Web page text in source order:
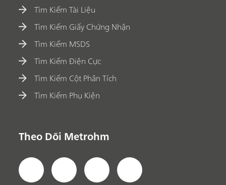
Tìm Kiếm Tài Liệu
Tìm Kiếm Giấy Chứng Nhận
Tìm Kiếm MSDS
Tìm Kiếm Điện Cực
Tìm Kiếm Cột Phân Tích
Tìm Kiếm Phụ Kiện
Theo Dõi Metrohm